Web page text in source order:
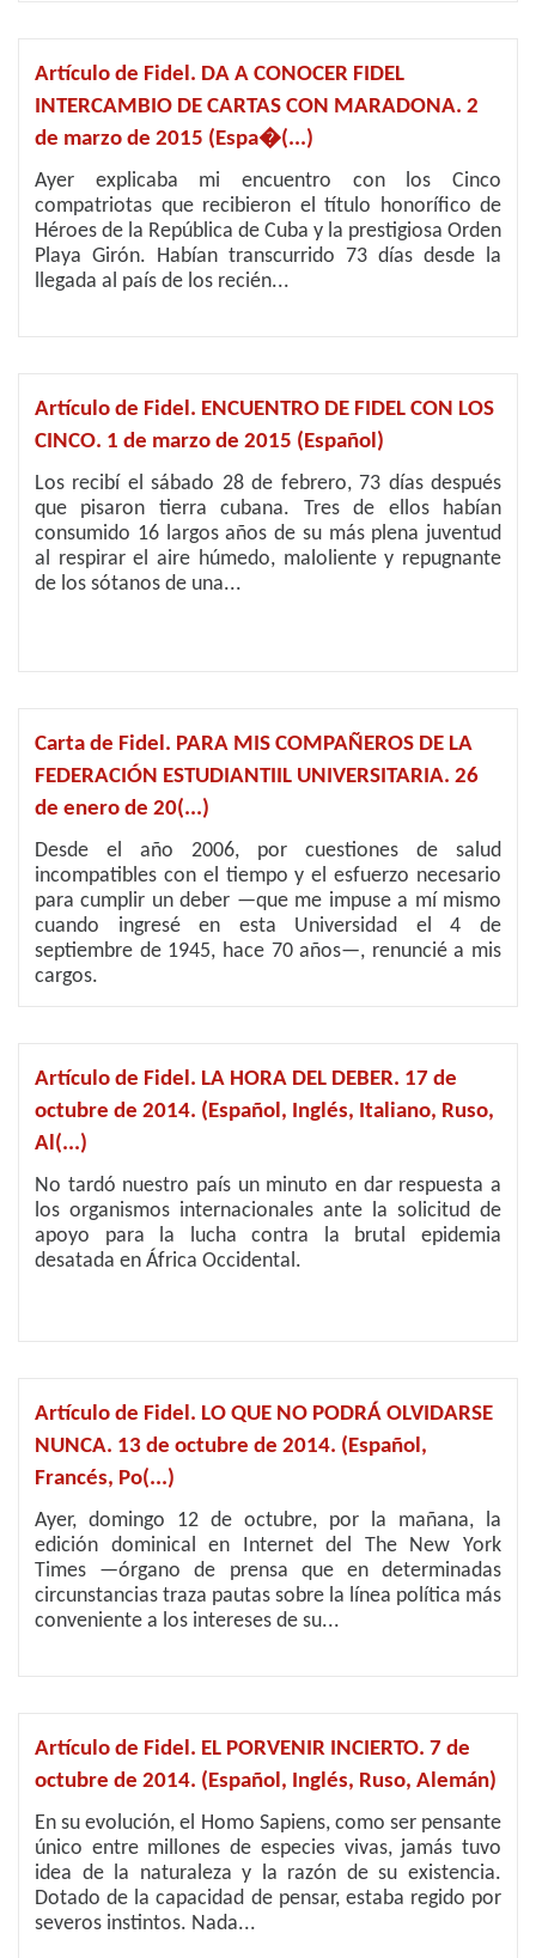
Artículo de Fidel. DA A CONOCER FIDEL
INTERCAMBIO DE CARTAS CON MARADONA. 2
de marzo de 2015 (Espa�(...)
Ayer explicaba mi encuentro con los Cinco
compatriotas que recibieron el título honorífico de
Héroes de la República de Cuba y la prestigiosa Orden
Playa Girón. Habían transcurrido 73 días desde la
llegada al país de los recién...
Artículo de Fidel. ENCUENTRO DE FIDEL CON LOS
CINCO. 1 de marzo de 2015 (Español)
Los recibí el sábado 28 de febrero, 73 días después
que pisaron tierra cubana. Tres de ellos habían
consumido 16 largos años de su más plena juventud
al respirar el aire húmedo, maloliente y repugnante
de los sótanos de una...
Carta de Fidel. PARA MIS COMPAÑEROS DE LA
FEDERACIÓN ESTUDIANTIIL UNIVERSITARIA. 26
de enero de 20(...)
Desde el año 2006, por cuestiones de salud
incompatibles con el tiempo y el esfuerzo necesario
para cumplir un deber —que me impuse a mí mismo
cuando ingresé en esta Universidad el 4 de
septiembre de 1945, hace 70 años—, renuncié a mis
cargos.
Artículo de Fidel. LA HORA DEL DEBER. 17 de
octubre de 2014. (Español, Inglés, Italiano, Ruso,
Al(...)
No tardó nuestro país un minuto en dar respuesta a
los organismos internacionales ante la solicitud de
apoyo para la lucha contra la brutal epidemia
desatada en África Occidental.
Artículo de Fidel. LO QUE NO PODRÁ OLVIDARSE
NUNCA. 13 de octubre de 2014. (Español,
Francés, Po(...)
Ayer, domingo 12 de octubre, por la mañana, la
edición dominical en Internet del The New York
Times —órgano de prensa que en determinadas
circunstancias traza pautas sobre la línea política más
conveniente a los intereses de su...
Artículo de Fidel. EL PORVENIR INCIERTO. 7 de
octubre de 2014. (Español, Inglés, Ruso, Alemán)
En su evolución, el Homo Sapiens, como ser pensante
único entre millones de especies vivas, jamás tuvo
idea de la naturaleza y la razón de su existencia.
Dotado de la capacidad de pensar, estaba regido por
severos instintos. Nada...